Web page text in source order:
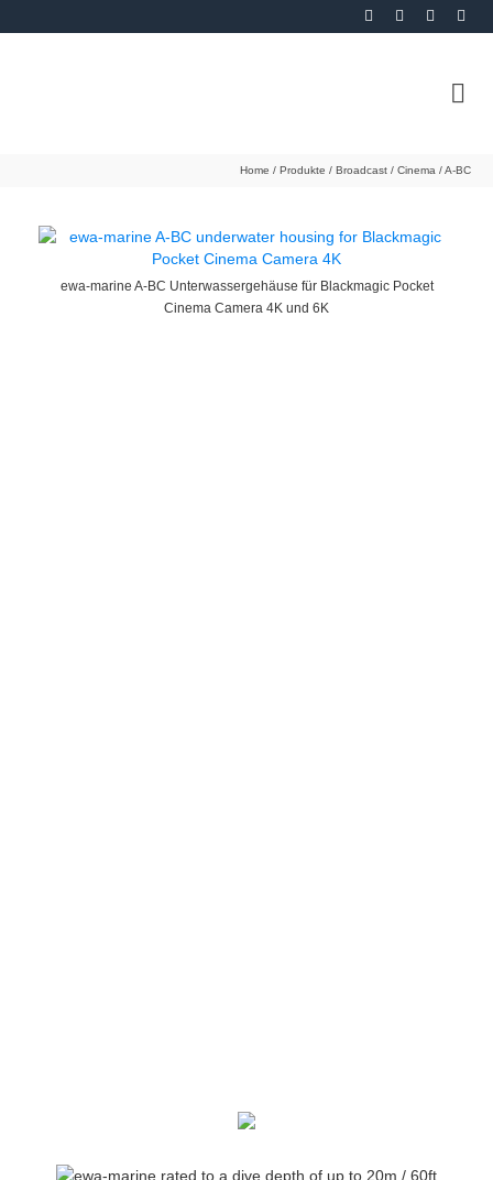
Home / Produkte / Broadcast / Cinema /A-BC
ewa-marine A-BC Unterwassergehäuse für Blackmagic Pocket
Cinema Camera 4K und 6K